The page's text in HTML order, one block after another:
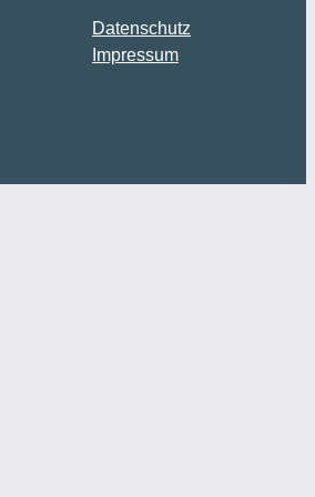
Datenschutz
Impressum